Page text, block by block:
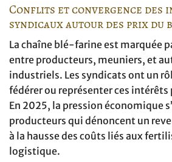
Conflits et convergence des
syndicaux autour des prix du
La chaîne blé-farine est marquée
entre producteurs, meuniers, et
industriels. Les syndicats ont un
fédérer ou représenter ces
En 2025, la pression économique
producteurs qui dénoncent un
à la hausse des coûts liés aux
logistique.